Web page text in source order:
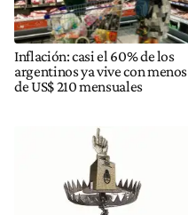
Inflación: casi el 60% de los
argentinos ya vive con menos
de US$ 210 mensuales